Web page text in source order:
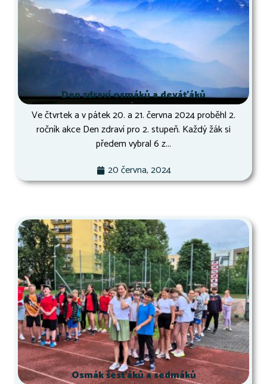
Den zdraví osmáků a deváťáků
Ve čtvrtek a v pátek 20. a 21. června 2024 proběhl 2.
ročník akce Den zdraví pro 2. stupeň. Každý žák si
předem vybral 6 z...
20 června, 2024
Osmák šesťáků a sedmáků